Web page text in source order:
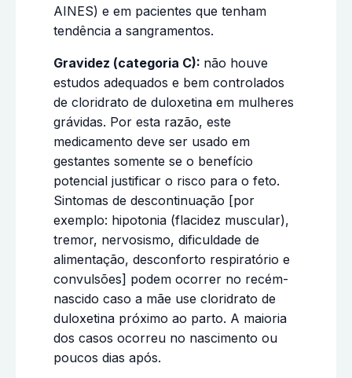
AINES) e em pacientes que tenham
tendência a sangramentos.
Gravidez (categoria C): não houve
estudos adequados e bem controlados
de cloridrato de duloxetina em mulheres
grávidas. Por esta razão, este
medicamento deve ser usado em
gestantes somente se o benefício
potencial justificar o risco para o feto.
Sintomas de descontinuação [por
exemplo: hipotonia (flacidez muscular),
tremor, nervosismo, dificuldade de
alimentação, desconforto respiratório e
convulsões] podem ocorrer no recém-
nascido caso a mãe use cloridrato de
duloxetina próximo ao parto. A maioria
dos casos ocorreu no nascimento ou
poucos dias após.